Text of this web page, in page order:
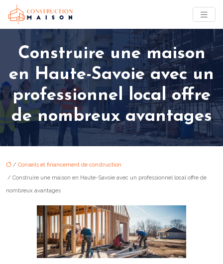
Construire une maison
en Haute-Savoie avec un
professionnel local offre
de nombreux avantages
/ Conseils et financement de construction
/ Construire une maison en Haute-Savoie avec un professionnel local offre de
nombreux avantages